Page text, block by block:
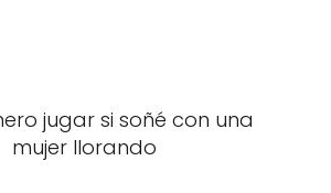
jugar si soñé con una
mujer llorando